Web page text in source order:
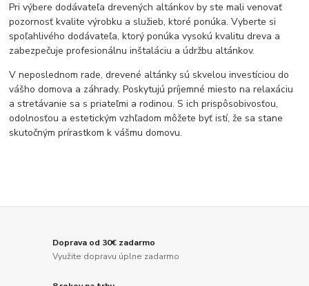
Pri výbere dodávateľa drevených altánkov by ste mali venovať
pozornosť kvalite výrobku a služieb, ktoré ponúka. Vyberte si
spoľahlivého dodávateľa, ktorý ponúka vysokú kvalitu dreva a
zabezpečuje profesionálnu inštaláciu a údržbu altánkov.
V neposlednom rade, drevené altánky sú skvelou investíciou do
vášho domova a záhrady. Poskytujú príjemné miesto na relaxáciu
a stretávanie sa s priateľmi a rodinou. S ich prispôsobivosťou,
odolnosťou a estetickým vzhľadom môžete byť istí, že sa stane
skutočným prírastkom k vášmu domovu.
Doprava od 30€ zadarmo
Využite dopravu úplne zadarmo